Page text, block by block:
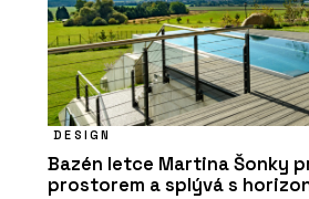
DESIGN
Bazén letce Martina Šonky
prostorem a splývá s